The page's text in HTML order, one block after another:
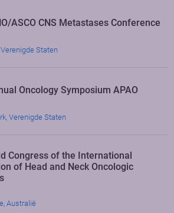
ASCO CNS Metastases Conference
Staten
Oncology Symposium APAO
Verenigde Staten
Congress of the International
of Head and Neck Oncologic
Australië